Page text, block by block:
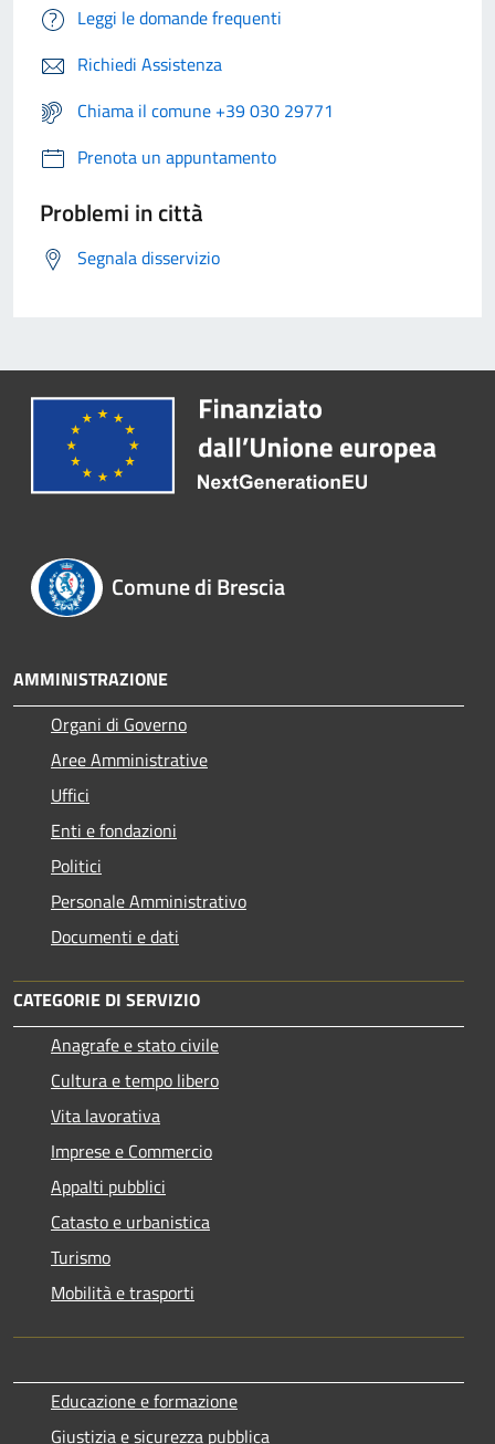
Leggi le domande frequenti
Richiedi Assistenza
Chiama il comune +39 030 29771
Prenota un appuntamento
Problemi in città
Segnala disservizio
Comune di Brescia
AMMINISTRAZIONE
Organi di Governo
Aree Amministrative
Uffici
Enti e fondazioni
Politici
Personale Amministrativo
Documenti e dati
CATEGORIE DI SERVIZIO
Anagrafe e stato civile
Cultura e tempo libero
Vita lavorativa
Imprese e Commercio
Appalti pubblici
Catasto e urbanistica
Turismo
Mobilità e trasporti
Educazione e formazione
Giustizia e sicurezza pubblica